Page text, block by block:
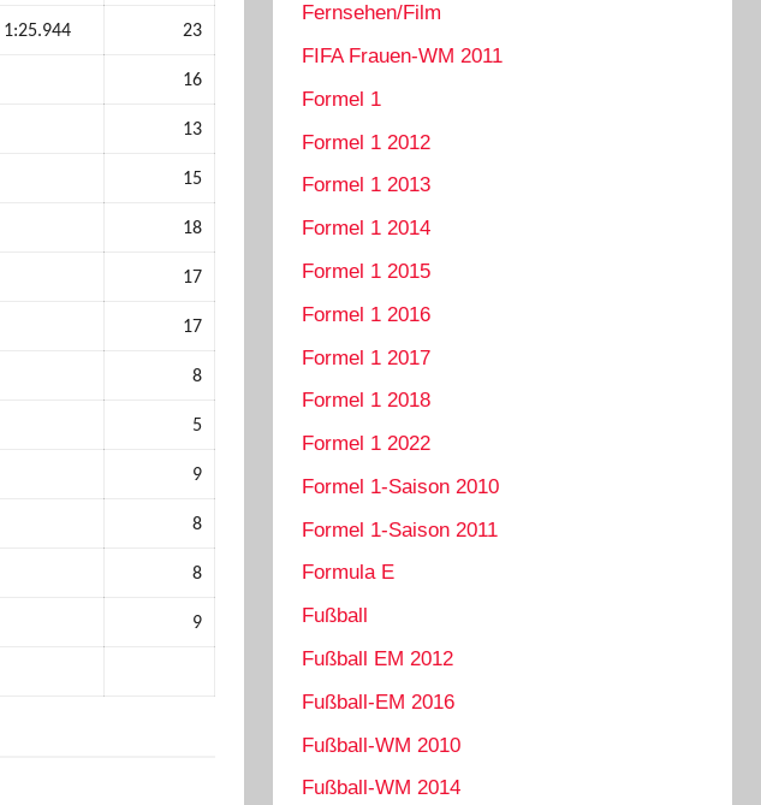
1:25.944 23
16
13
15
18
17
17
8
5
9
8
8
9
Fernsehen/Film
FIFA Frauen-WM 2011
Formel 1
Formel 1 2012
Formel 1 2013
Formel 1 2014
Formel 1 2015
Formel 1 2016
Formel 1 2017
Formel 1 2018
Formel 1 2022
Formel 1-Saison 2010
Formel 1-Saison 2011
Formula E
Fußball
Fußball EM 2012
Fußball-EM 2016
Fußball-WM 2010
Fußball-WM 2014